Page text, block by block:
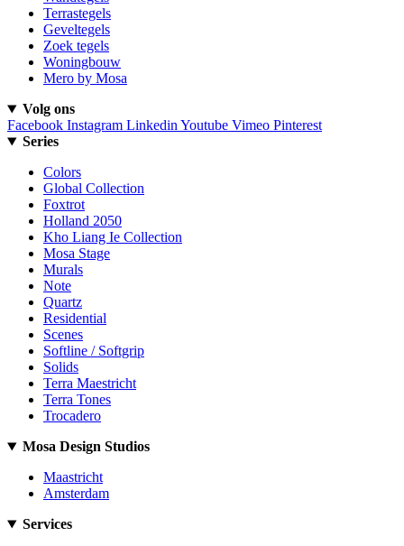
Terrastegels
Geveltegels
Zoek tegels
Woningbouw
Mero by Mosa
Volg ons
Facebook Instagram Linkedin Youtube Vimeo Pinterest
Series
Colors
Global Collection
Foxtrot
Holland 2050
Kho Liang Ie Collection
Mosa Stage
Murals
Note
Quartz
Residential
Scenes
Softline / Softgrip
Solids
Terra Maestricht
Terra Tones
Trocadero
Mosa Design Studios
Maastricht
Amsterdam
Services